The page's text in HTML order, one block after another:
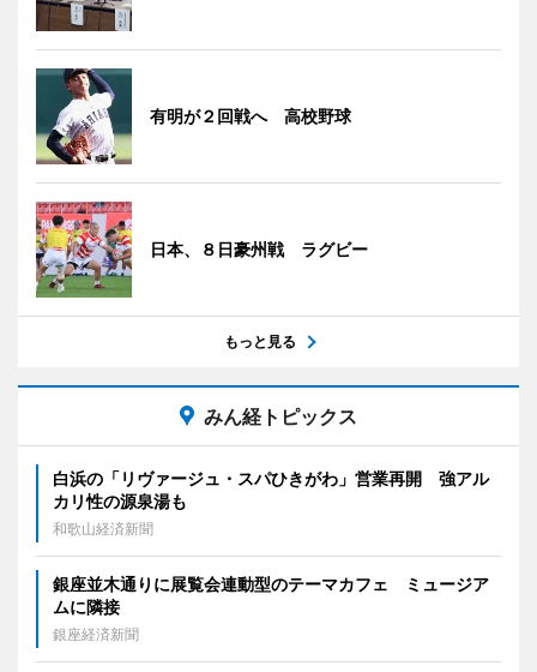
有明が２回戦へ 高校野球
日本、８日豪州戦 ラグビー
もっと見る
みん経トピックス
白浜の「リヴァージュ・スパひきがわ」営業再開 強アル
カリ性の源泉湯も
和歌山経済新聞
銀座並木通りに展覧会連動型のテーマカフェ ミュージア
ムに隣接
銀座経済新聞